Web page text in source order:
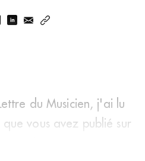
du Musicien, j'ai lu
vous avez publié sur